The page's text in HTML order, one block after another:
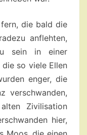
die bald die
anflehten,
sein in einer
so viele Ellen
enger, die
verschwanden,
Zivilisation
hier,